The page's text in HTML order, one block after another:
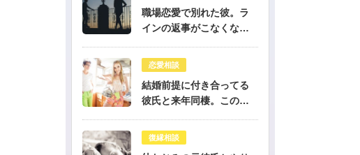
職場恋愛で別れた彼。ラ
インの返事がこなくなっ
公開鑑定-無料占い
恋愛相談
結婚前提に付き合ってる
彼氏と来年同棲。このま
鑑定-無料占い
復縁相談